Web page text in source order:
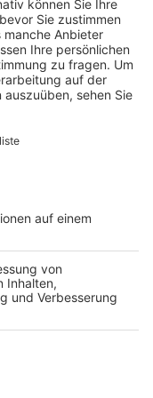
20 Euro
sind oder
Lampe. Leuchtet
die Diode rot,
Sperrzonen
Rudolfplatz